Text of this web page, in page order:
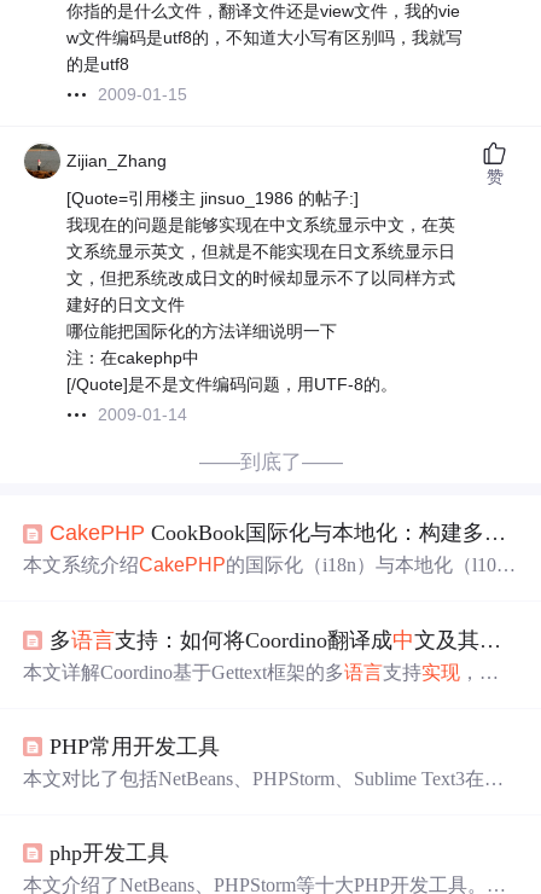
你指的是什么文件，翻译文件还是view文件，我的vie
w文件编码是utf8的，不知道大小写有区别吗，我就写
的是utf8
2009-01-15
Zijian_Zhang
[Quote=引用楼主 jinsuo_1986 的帖子:]
我现在的问题是能够实现在中文系统显示中文，在英
文系统显示英文，但就是不能实现在日文系统显示日
文，但把系统改成日文的时候却显示不了以同样方式
建好的日文文件
哪位能把国际化的方法详细说明一下
注：在cakephp中
[/Quote]是不是文件编码问题，用UTF-8的。
2009-01-14
赞
——到底了——
CakePHP CookBook国际化与本地化：构建多 语言
本文系统介绍CakePHP的国际化（i18n）与本地化（l10
nslate Behavior实体翻译、多语言路由配置及翻译缓存优化
等关键技术。内容基于CakePHPCookBook官方实践，聚
多语言支持：如何将Coordino翻译成中文及其他
本文详解Coordino基于Gettext框架的多语言支持实现 ，涵
言 切换机制。同时介绍术语一致性、翻译更新与测试等最
佳实践，适用于CakePHP 生态下的国际化开发。
PHP常用开发工具
本文对比了包括NetBeans、PHPStorm、Sublime Text3在内
最适合自己的开发工具。
php开发工具
本文介绍了NetBeans、PHPStorm等十大PHP开发工具。这